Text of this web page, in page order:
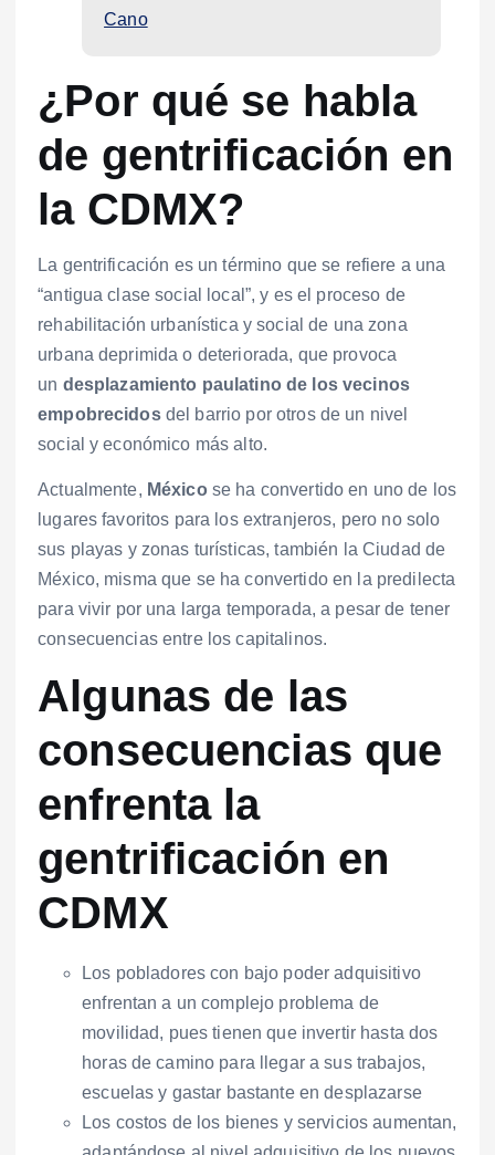
Cano
¿Por qué se habla
de gentrificación en
la CDMX?
La gentrificación es un término que se refiere a una
“antigua clase social local”, y es el proceso de
rehabilitación urbanística y social de una zona
urbana deprimida o deteriorada, que provoca
un desplazamiento paulatino de los vecinos
empobrecidosdel barrio por otros de un nivel
social y económico más alto.
Actualmente, México se ha convertido en uno de los
lugares favoritos para los extranjeros, pero no solo
sus playas y zonas turísticas, también la Ciudad de
México, misma que se ha convertido en la predilecta
para vivir por una larga temporada, a pesar de tener
consecuencias entre los capitalinos.
Algunas de las
consecuencias que
enfrenta la
gentrificación en
CDMX
Los pobladores con bajo poder adquisitivo
enfrentan a un complejo problema de
movilidad, pues tienen que invertir hasta dos
horas de camino para llegar a sus trabajos,
escuelas y gastar bastante en desplazarse
Los costos de los bienes y servicios aumentan,